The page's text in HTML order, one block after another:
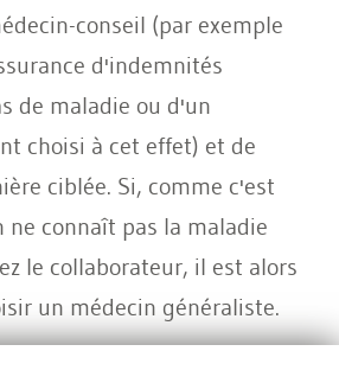
conseil (par exemple
d'indemnités
de maladie ou d'un
choisi à cet effet) et de
ciblée. Si, comme c'est
ne connaît pas la maladie
le collaborateur, il est alors
un médecin généraliste.